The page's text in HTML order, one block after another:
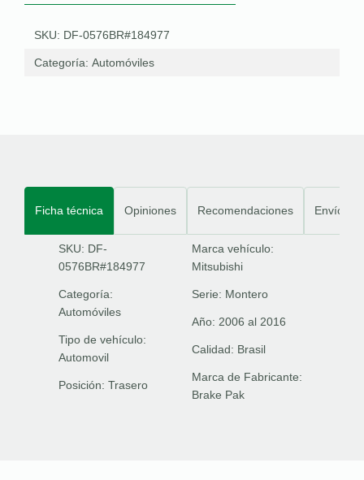
SKU: DF-0576BR#184977
Categoría: Automóviles
Ficha técnica Opiniones Recomendaciones Envíos
SKU: DF-
0576BR#184977
Categoría:
Automóviles
Tipo de vehículo:
Automovil
Posición: Trasero
Marca vehículo:
Mitsubishi
Serie: Montero
Año: 2006 al 2016
Calidad: Brasil
Marca de Fabricante:
Brake Pak